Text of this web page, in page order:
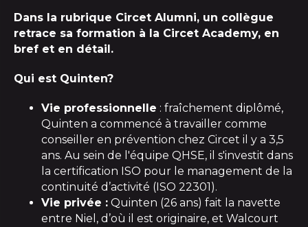
Dans la rubrique Circet Alumni, un collègue
retrace sa formation à la Circet Academy, en
bref et en détail.
Qui est Quinten?
Vie professionnelle : fraîchement diplômé,
Quinten a commencé à travailler comme
conseiller en prévention chez Circet il y a 3,5
ans. Au sein de l'équipe QHSE, il s'investit dans
la certification ISO pour le management de la
continuité d ’activité (ISO 22301).
Vie privée : Quinten (26 ans) fait la navette
entre Niel , d’où il est originaire, et Walcourt